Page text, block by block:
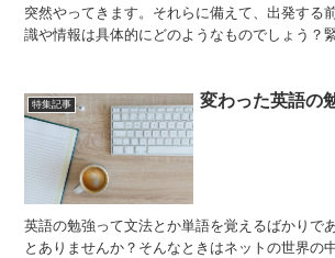
突然やってきます。それらに備えて、出発する
識や情報は具体的にどのようなものでしょう？
特集記事 変わった英語の
英語の勉強って文法とか単語を覚えるばかりで
とありませんか？そんなときはネットの世界の